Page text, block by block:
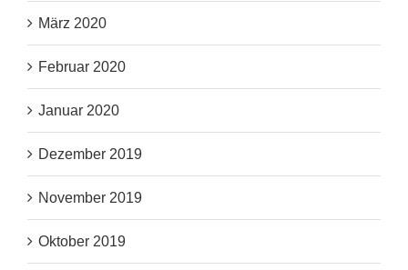
März 2020
Februar 2020
Januar 2020
Dezember 2019
November 2019
Oktober 2019